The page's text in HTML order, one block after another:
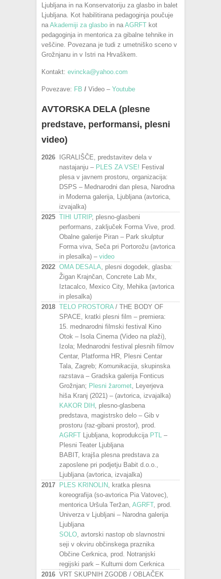
Ljubljana in na Konservatoriju za glasbo in balet
Ljubljana. Kot habilitirana pedagoginja poučuje
na Akademiji za glasbo in na AGRFT kot
pedagoginja in mentorica za gibalne tehnike in
veščine. Povezana je tudi z umetniško sceno v
Grožnjanu in v Istri na Hrvaškem.
Kontakt: evincka@yahoo.com
Povezave: FB / Video – Youtube
AVTORSKA DELA (plesne
predstave, performansi, plesni
video)
2026
IGRALIŠČE, predstavitev dela v
nastajanju – PLES ZA VSE! Festival
plesa v javnem prostoru, organizacija:
DSPS – Mednarodni dan plesa, Narodna
in Moderna galerija, Ljubljana (avtorica,
izvajalka)
2025 TIHI UTRIP, plesno-glasbeni
performans, zaključek Forma Vive, prod.
Obalne galerije Piran – Park skulptur
Forma viva, Seča pri Portorožu (avtorica
in plesalka) – video
2022 OMA DESALA, plesni dogodek, glasba:
Žigan Krajnčan, Concrete Lab Mx,
Iztacalco, Mexico City, Mehika (avtorica
in plesalka)
2018 TELO PROSTORA/ THE BODY OF
SPACE, kratki plesni film – premiera:
15. mednarodni filmski festival Kino
Otok – Isola Cinema (Video na plaži),
Izola; Mednarodni festival plesnih filmov
Centar, Platforma HR, Plesni Centar
Tala, Zagreb; Komunikacija, skupinska
razstava – Gradska galerija Fonticus
Grožnjan; Plesni žaromet, Leyerjeva
hiša Kranj (2021) – (avtorica, izvajalka)
KAKOR DIH , plesno-glasbena
predstava, magistrsko delo – Gib v
prostoru (raz-gibani prostor), prod.
AGRFT Ljubljana, koprodukcija PTL –
Plesni Teater Ljubljana
BABIT, krajša plesna predstava za
zaposlene pri podjetju Babit d.o.o.,
Ljubljana (avtorica, izvajalka)
2017
PLES KRINOLIN, kratka plesna
koreografija (so-avtorica Pia Vatovec),
mentorica Uršula Teržan, AGRFT, prod.
Univerza v Ljubljani – Narodna galerija
Ljubljana
SOLO, avtorski nastop ob slavnostni
seji v okviru občinskega praznika
Občine Cerknica, prod. Notranjski
regijski park – Kulturni dom Cerknica
2016 VRT SKUPNIH ZGODB / OBLAČEK